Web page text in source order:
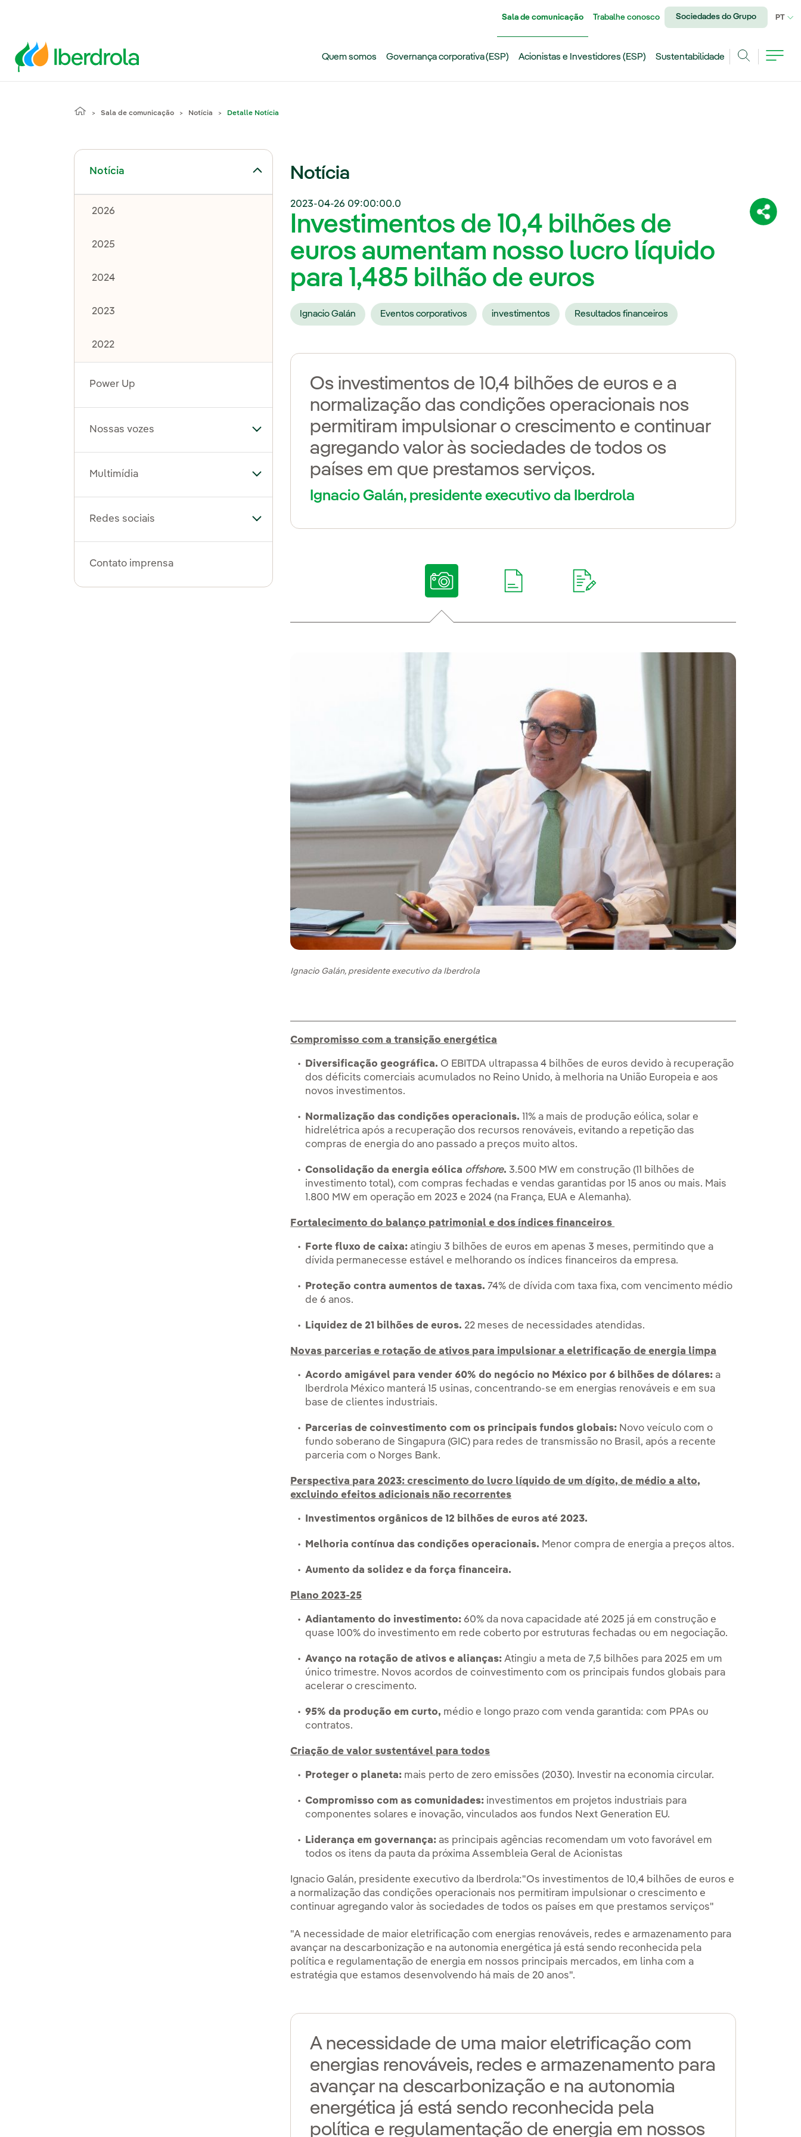
Sala de comunicação Trabalhe conosco Sociedades do Grupo PT
Quem somos Governança corporativa (ESP) Acionistas e Investidores (ESP)
Sustentabilidade
Sala de comunicação Notícia Detalle Notícia
Notícia
Alternar submenu de Notícia
2026
2025
2024
2023
2022
Power Up
Nossas vozes Alternar submenu de Nossas vozes
Multimídia Alternar submenu de Multimídia
Redes sociais Alternar submenu de Redes sociais
Contato imprensa
Notícia
2023-04-26 09:00:00.0
Investimentos de 10,4 bilhões de
euros aumentam nosso lucro líquido
para 1,485 bilhão de euros
Ignacio Galán Eventos corporativos investimentos Resultados financeiros
Os investimentos de 10,4 bilhões de euros e a
normalização das condições operacionais nos
permitiram impulsionar o crescimento e continuar
agregando valor às sociedades de todos os
países em que prestamos serviços.
Ignacio Galán, presidente executivo da Iberdrola
Ignacio Galán, presidente executivo da Iberdrola
Compromisso com a transição energética
Diversificação geográfica. O EBITDA ultrapassa 4 bilhões de euros devido à recuperação
dos déficits comerciais acumulados no Reino Unido, à melhoria na União Europeia e aos
novos investimentos.
Normalização das condições operacionais. 11% a mais de produção eólica, solar e
hidrelétrica após a recuperação dos recursos renováveis, evitando a repetição das
compras de energia do ano passado a preços muito altos.
Consolidação da energia eólica offshore. 3.500 MW em construção (11 bilhões de
investimento total), com compras fechadas e vendas garantidas por 15 anos ou mais. Mais
1.800 MW em operação em 2023 e 2024 (na França, EUA e Alemanha).
Fortalecimento do balanço patrimonial e dos índices financeiros
Forte fluxo de caixa: atingiu 3 bilhões de euros em apenas 3 meses, permitindo que a
dívida permanecesse estável e melhorando os índices financeiros da empresa.
Proteção contra aumentos de taxas. 74% de dívida com taxa fixa, com vencimento médio
de 6 anos.
Liquidez de 21 bilhões de euros. 22 meses de necessidades atendidas.
Novas parcerias e rotação de ativos para impulsionar a eletrificação de energia limpa
Acordo amigável para vender 60% do negócio no México por 6 bilhões de dólares: a
Iberdrola México manterá 15 usinas, concentrando-se em energias renováveis e em sua
base de clientes industriais.
Parcerias de coinvestimento com os principais fundos globais: Novo veículo com o
fundo soberano de Singapura (GIC) para redes de transmissão no Brasil, após a recente
parceria com o Norges Bank.
Perspectiva para 2023: crescimento do lucro líquido de um dígito, de médio a alto,
excluindo efeitos adicionais não recorrentes
Investimentos orgânicos de 12 bilhões de euros até 2023.
Melhoria contínua das condições operacionais. Menor compra de energia a preços altos.
Aumento da solidez e da força financeira.
Plano 2023-25
Adiantamento do investimento:60% da nova capacidade até 2025 já em construção e
quase 100% do investimento em rede coberto por estruturas fechadas ou em negociação.
Avanço na rotação de ativos e alianças:Atingiu a meta de 7,5 bilhões para 2025 em um
único trimestre. Novos acordos de coinvestimento com os principais fundos globais para
acelerar o crescimento.
95% da produção em curto, médio e longo prazo com venda garantida: com PPAs ou
contratos.
Criação de valor sustentável para todos
Proteger o planeta: mais perto de zero emissões (2030). Investir na economia circular.
Compromisso com as comunidades: investimentos em projetos industriais para
componentes solares e inovação, vinculados aos fundos Next Generation EU.
Liderança em governança:as principais agências recomendam um voto favorável em
todos os itens da pauta da próxima Assembleia Geral de Acionistas
Ignacio Galán, presidente executivo da Iberdrola:"Os investimentos de 10,4 bilhões de euros e
a normalização das condições operacionais nos permitiram impulsionar o crescimento e
continuar agregando valor às sociedades de todos os países em que prestamos serviços"
"A necessidade de maior eletrificação com energias renováveis, redes e armazenamento para
avançar na descarbonização e na autonomia energética já está sendo reconhecida pela
política e regulamentação de energia em nossos principais mercados, em linha com a
estratégia que estamos desenvolvendo há mais de 20 anos".
A necessidade de uma maior eletrificação com
energias renováveis, redes e armazenamento para
avançar na descarbonização e na autonomia
energética já está sendo reconhecida pela
política e regulamentação de energia em nossos